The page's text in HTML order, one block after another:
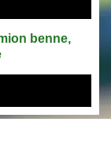
benne,